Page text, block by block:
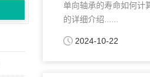
单向轴承的寿命如何计
的详细介绍......
2024-10-22